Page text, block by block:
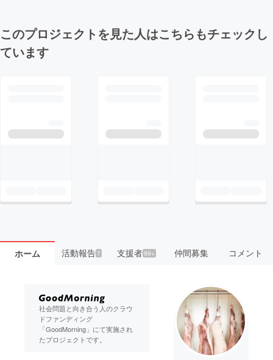
このプロジェクトを見た人はこちらもチェックし
ています
ホーム 活動報告7 支援者99+ 仲間募集 コメント
社会問題と向き合う人のクラウ
ドファンディング
「GoodMorning」にて実施され
たプロジェクトです。